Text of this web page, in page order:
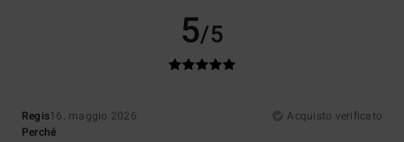
5/5
Regis16. maggio 2026
Acquisto verificato
Perché